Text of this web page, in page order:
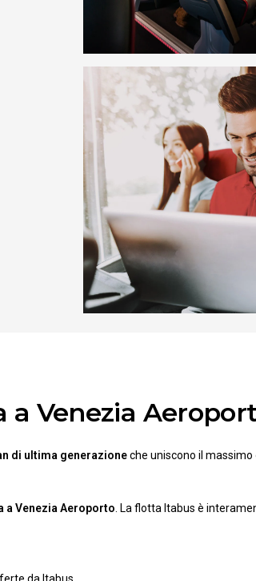
a Venezia
di ultima generazioneche uniscono il
a Venezia Aeroporto . La flotta Itabus è